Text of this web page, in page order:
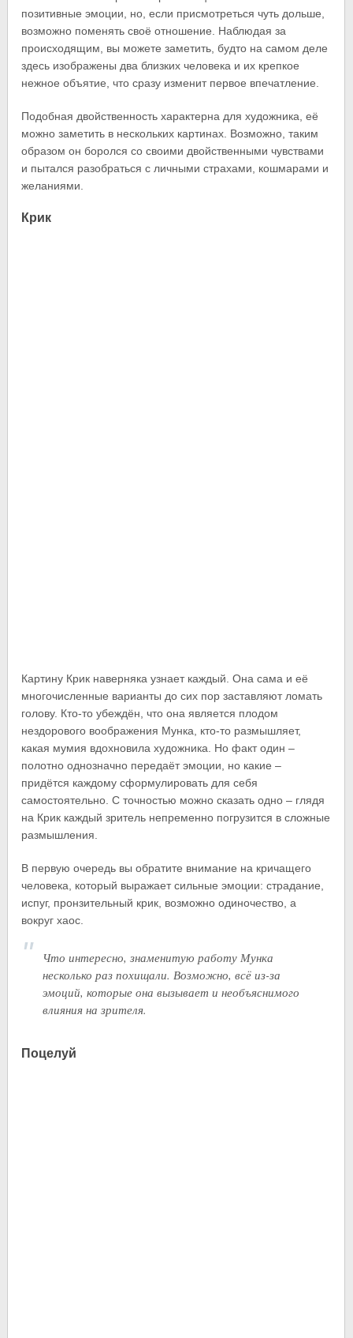
позитивные эмоции, но, если присмотреться чуть дольше,
возможно поменять своё отношение. Наблюдая за
происходящим, вы можете заметить, будто на самом деле
здесь изображены два близких человека и их крепкое
нежное объятие, что сразу изменит первое впечатление.
Подобная двойственность характерна для художника, её
можно заметить в нескольких картинах. Возможно, таким
образом он боролся со своими двойственными чувствами
и пытался разобраться с личными страхами, кошмарами и
желаниями.
Крик
Картину Крик наверняка узнает каждый. Она сама и её
многочисленные варианты до сих пор заставляют ломать
голову. Кто-то убеждён, что она является плодом
нездорового воображения Мунка, кто-то размышляет,
какая мумия вдохновила художника. Но факт один –
полотно однозначно передаёт эмоции, но какие –
придётся каждому сформулировать для себя
самостоятельно. С точностью можно сказать одно – глядя
на Крик каждый зритель непременно погрузится в сложные
размышления.
В первую очередь вы обратите внимание на кричащего
человека, который выражает сильные эмоции: страдание,
испуг, пронзительный крик, возможно одиночество, а
вокруг хаос.
Что интересно, знаменитую работу Мунка
несколько раз похищали. Возможно, всё из-за
эмоций, которые она вызывает и необъяснимого
влияния на зрителя.
Поцелуй